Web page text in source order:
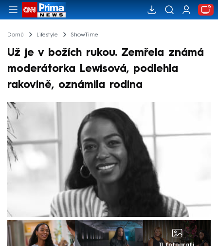
Domů Lifestyle ShowTime
Už je v božích rukou. Zemřela známá
moderátorka Lewisová, podlehla
rakovině, oznámila rodina